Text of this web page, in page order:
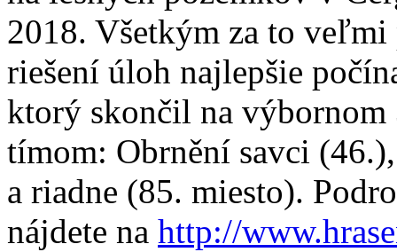
2018. Všetkým za to
riešení úloh najlepšie
ktorý skončil na výbornom
tímom: Obrnění savci
a riadne (85. miesto).
nájdete na http://